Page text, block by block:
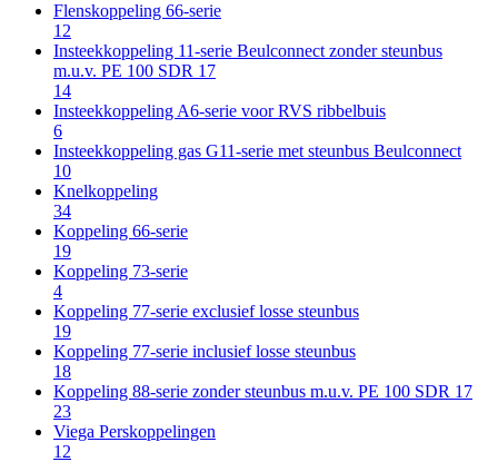
Flenskoppeling 66-serie
12
Insteekkoppeling 11-serie Beulconnect zonder steunbus
m.u.v. PE 100 SDR 17
14
Insteekkoppeling A6-serie voor RVS ribbelbuis
6
Insteekkoppeling gas G11-serie met steunbus Beulconnect
10
Knelkoppeling
34
Koppeling 66-serie
19
Koppeling 73-serie
4
Koppeling 77-serie exclusief losse steunbus
19
Koppeling 77-serie inclusief losse steunbus
18
Koppeling 88-serie zonder steunbus m.u.v. PE 100 SDR 17
23
Viega Perskoppelingen
12